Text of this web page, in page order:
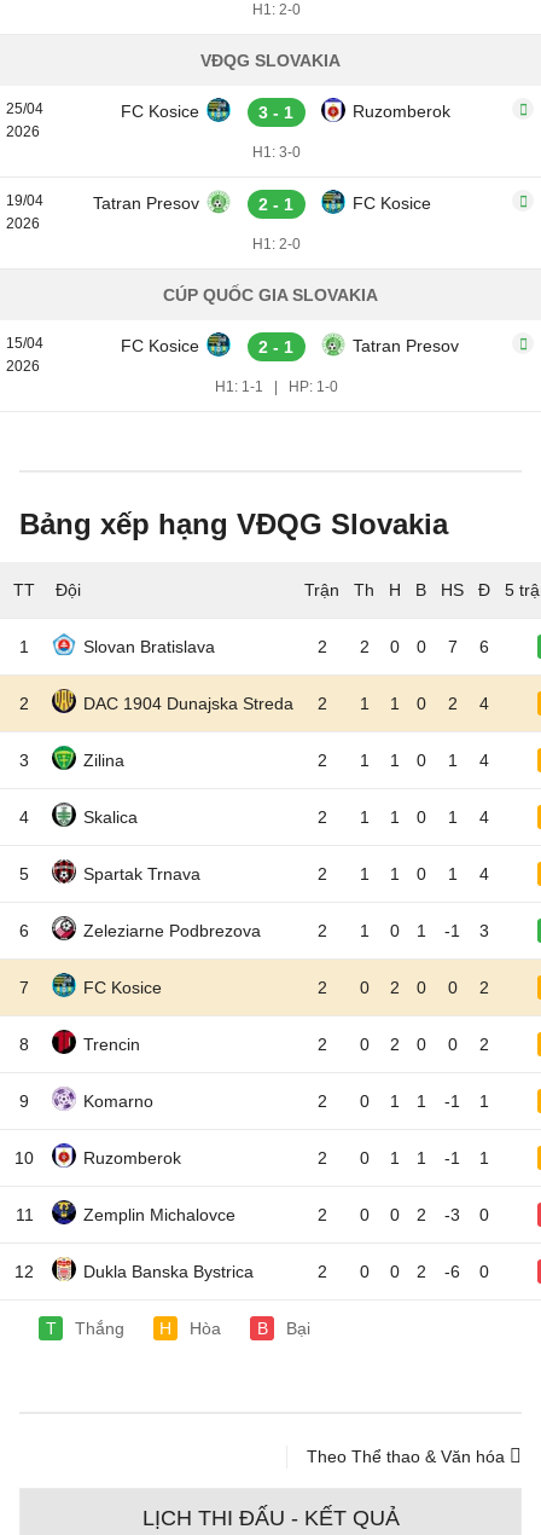
H1: 2-0
VĐQG SLOVAKIA
25/04
2026
FC Kosice 3 - 1 Ruzomberok
H1: 3-0
19/04
2026
Tatran Presov 2 - 1 FC Kosice
H1: 2-0
CÚP QUỐC GIA SLOVAKIA
15/04
2026
FC Kosice 2 - 1 Tatran Presov
H1: 1-1 HP: 1-0
Bảng xếp hạng VĐQG Slovakia
TT Đội 5
1 Slovan Bratislava 2 2 0 0 7 6
2 DAC 1904 Dunajska Streda 2 1 1 0 2 4
3 Zilina 2 1 1 0 1 4
4 Skalica 2 1 1 0 1 4
5 Spartak Trnava 2 1 1 0 1 4
6 Zeleziarne Podbrezova 2 1 0 1 -1 3
7 FC Kosice 2 0 2 0 0 2
8 Trencin 2 0 2 0 0 2
9 Komarno 2 0 1 1 -1 1
10 Ruzomberok 2 0 1 1 -1 1
11 Zemplin Michalovce 2 0 0 2 -3 0
12 Dukla Banska Bystrica 2 0 0 2 -6 0
T Thắng H Hòa B Bại
Theo Thể thao & Văn hóa
LỊCH THI ĐẤU - KẾT QUẢ